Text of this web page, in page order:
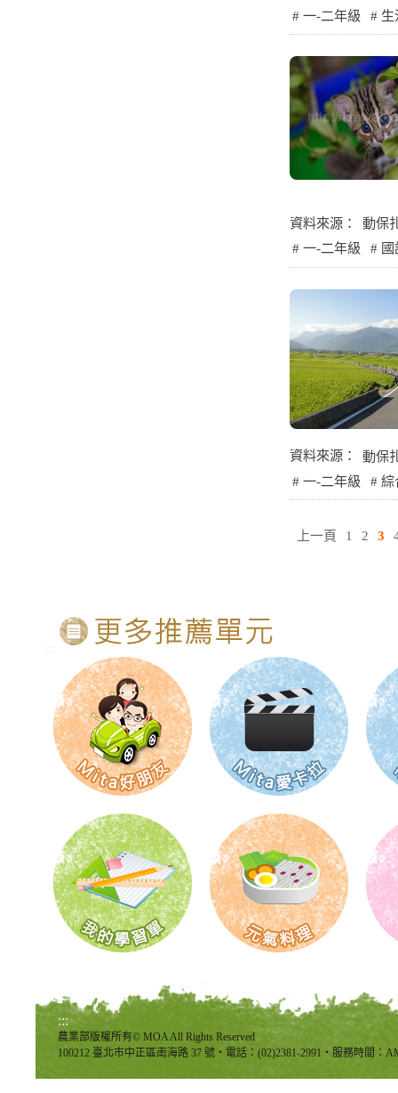
一-二年級
生
資料來源：
動保
一-二年級
國
資料來源：
動保
一-二年級
綜
上一頁 1 2 3
:::
農業部版權所有© MOA All Rights Reserved
100212 臺北市中正區南海路 37 號‧電話：(02)2381-2991‧服務時間：